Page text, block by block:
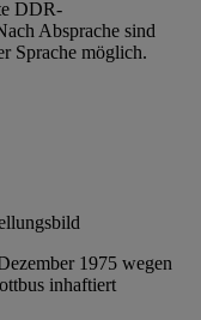
DDR-
Absprache sind
Sprache möglich.
1975 wegen
inhaftiert